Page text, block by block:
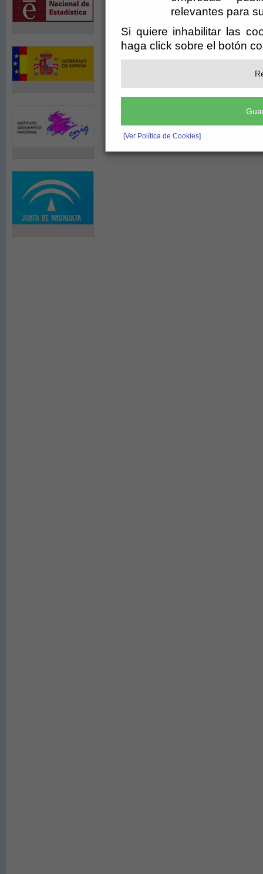
relevantes para
Si quiere inhabilitar las
haga click sobre el botón
[Ver Política de Cookies]